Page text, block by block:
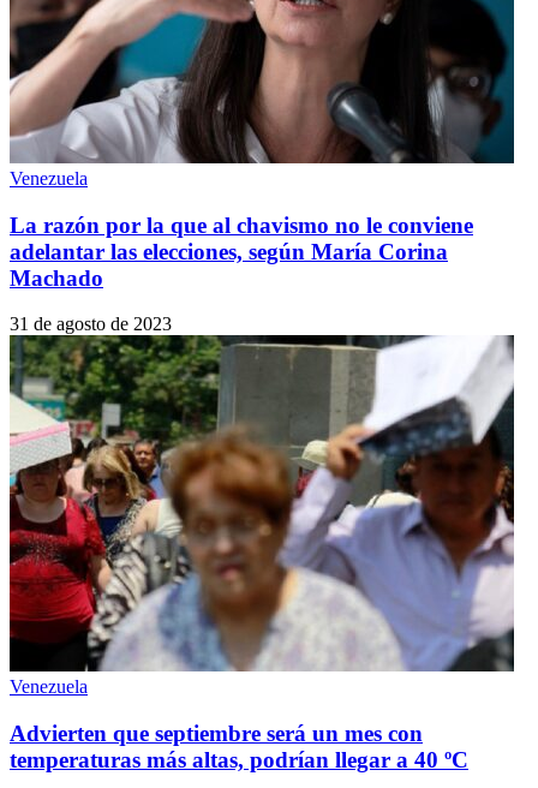
Venezuela
La razón por la que al chavismo no le conviene
adelantar las elecciones, según María Corina
Machado
31 de agosto de 2023
Venezuela
Advierten que septiembre será un mes con
temperaturas más altas, podrían llegar a 40 ºC